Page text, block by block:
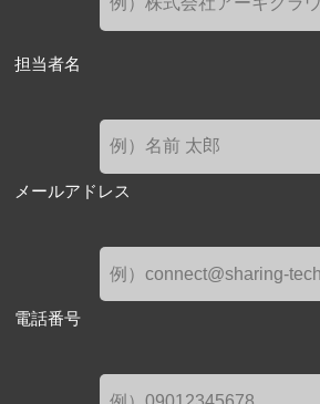
担当者名
メールアドレス
電話番号